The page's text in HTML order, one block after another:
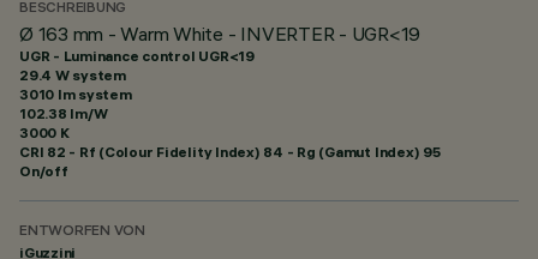
BESCHREIBUNG
Ø 163 mm - Warm White - INVERTER - UGR<19
UGR - Luminance control UGR<19
29.4 W system
3010 lm system
102.38 lm/W
3000 K
CRI 82 - Rf (Colour Fidelity Index) 84 - Rg (Gamut Index) 95
On/off
ENTWORFEN VON
iGuzzini